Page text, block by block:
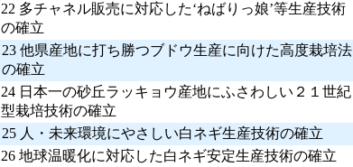
22 多チャネル販売に対応した‘ねばりっ娘’等生産技術
の確立
23 他県産地に打ち勝つブドウ生産に向けた高度栽培法
の確立
24 日本一の砂丘ラッキョウ産地にふさわしい２１世紀
型栽培技術の確立
25 人・未来環境にやさしい白ネギ生産技術の確立
26 地球温暖化に対応した白ネギ安定生産技術の確立